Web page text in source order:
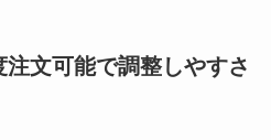
文可能で調整しやすさ